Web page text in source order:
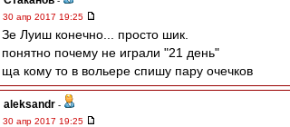
30 апр 2017 19:25
Зе Луиш конечно... просто шик.
понятно почему не играли "21 день"
ща кому то в вольере спишу пару очечков
aleksandr -
30 апр 2017 19:25